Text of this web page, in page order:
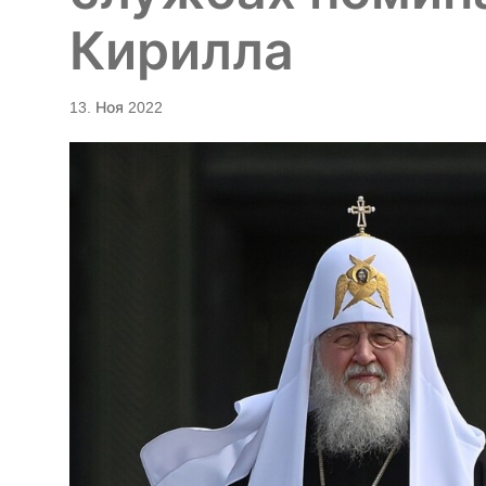
Кирилла
13. Ноя 2022